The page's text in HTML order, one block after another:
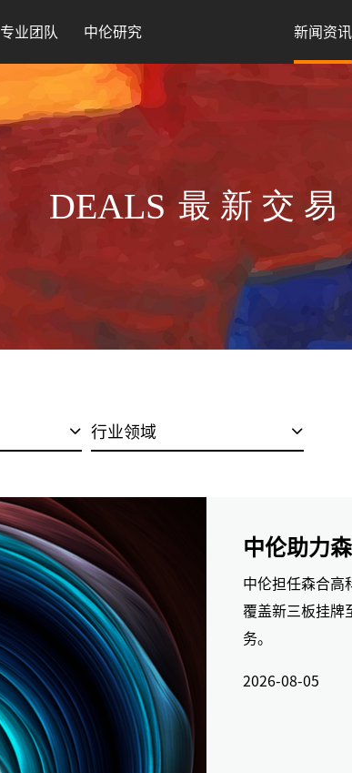
专业团队 中伦研究 新闻资讯
DEALS 最新交易
行业领域
中伦助力
中伦担任森合高
覆盖新三板挂牌
务。
2026-08-05